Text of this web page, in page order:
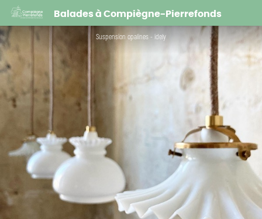
Balades à Compiègne-Pierrefonds
Suspension opalines - idely